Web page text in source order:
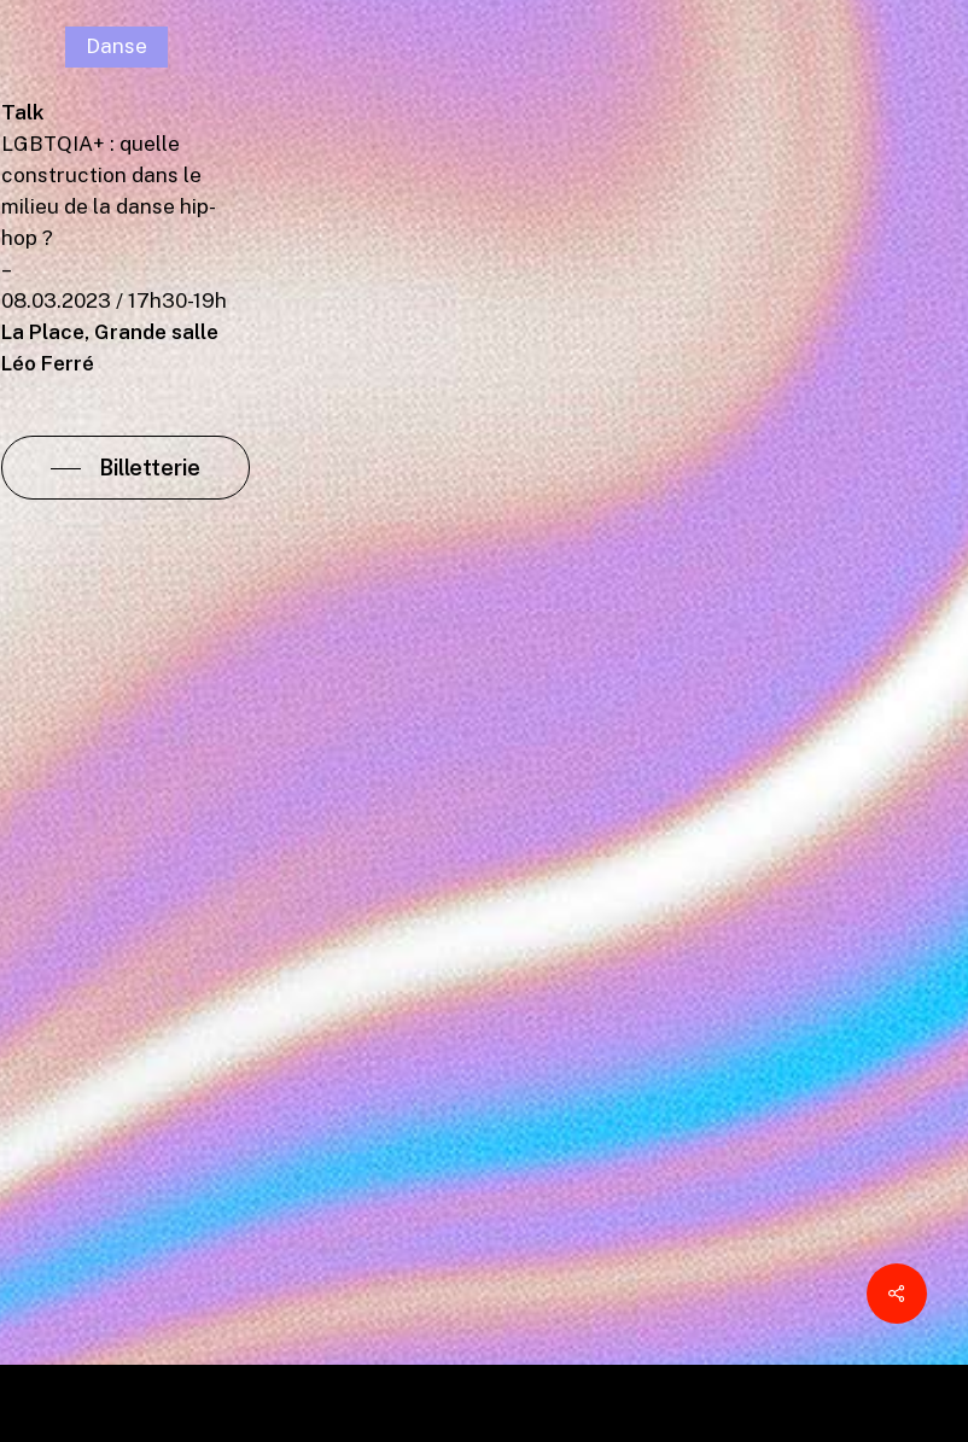
Danse
Talk
LGBTQIA+ : quelle
construction dans le
milieu de la danse hip-
hop ?
–
08.03.2023 / 17h30-19h
La Place, Grande salle
Léo Ferré
Billetterie